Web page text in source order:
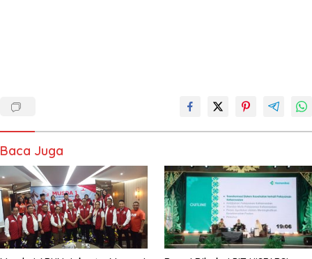
Baca Juga